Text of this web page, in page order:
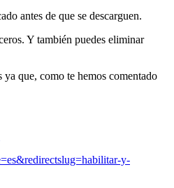
antes de que se descarguen.
Y también puedes eliminar
que, como te hemos comentado
y-